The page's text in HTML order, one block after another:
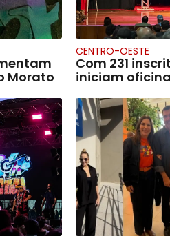
Morato
CENTRO-OESTE
Com 231
iniciam